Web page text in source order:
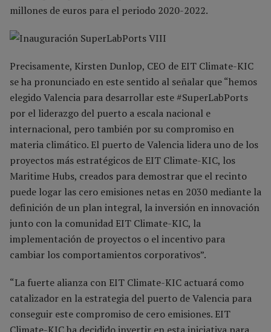
millones de euros para el periodo 2020-2022.
Precisamente, Kirsten Dunlop, CEO de EIT Climate-KIC
se ha pronunciado en este sentido al señalar que “hemos
elegido Valencia para desarrollar este #SuperLabPorts
por el liderazgo del puerto a escala nacional e
internacional, pero también por su compromiso en
materia climático. El puerto de Valencia lidera uno de los
proyectos más estratégicos de EIT Climate-KIC, los
Maritime Hubs, creados para demostrar que el recinto
puede logar las cero emisiones netas en 2030 mediante la
definición de un plan integral, la inversión en innovación
junto con la comunidad EIT Climate-KIC, la
implementación de proyectos o el incentivo para
cambiar los comportamientos corporativos”.
“La fuerte alianza con EIT Climate-KIC actuará como
catalizador en la estrategia del puerto de Valencia para
conseguir este compromiso de cero emisiones. EIT